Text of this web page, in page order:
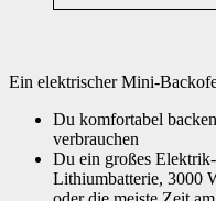
Ein elektrischer Mini-
Du komfortabel
verbrauchen
Du ein großes
Lithiumbatterie, 3000